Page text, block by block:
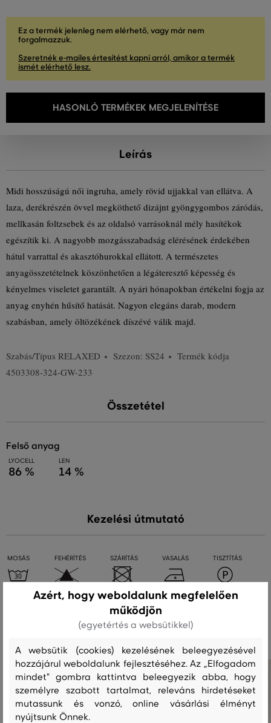
Ez a termék jelenleg nem elérhető, vagy már nem
forgalmazzuk.
Szeretnék e-mailes értesítést kapni arról, amikor a termék
ismét elérhető lesz.
HASONLÓ TERMÉKEK MEGJELENÍTÉSE
Leírás
Midi hosszúságú női ingruha, amely rövid ujjakkal van ellátva. A
laza, derékrészén övvel megköthető dizájnt gyöngygombos záródás,
mellkasán foltzsebek és az oldalsó varrásoknál mély hasítékok
egészítik ki. A nagyobb mozgásszabadság elérésének érdekében
hátul varrattal és akasztóhurokkal ellátott. A természetes
anyagösszetételnek köszönhetően a légáteresztő képesség és
kényelmes viseletet garantált. A nyári hónapokban értékelni fogja az
anyag enyhén hűsítő hatását. Nagyon elegáns darab, modern
szabásban, amely öltözékének díszévé válik majd.
Szabás/Típus RELAXED Szezon: SS24
Termék kódja
4503308-324-GW-233
Összetétel
felső anyag
LYOCELL
86 %
LEN
14 %
Kezelési útmutató
MOSÁS FEHÉRÍTÉS SZÁRÍTÁS VASALÁS TISZTÍTÁS
Ajánlott termékek
Azért, hogy weboldalunk megfelelően
működjön
(egyetértés a websütikkel)
A websütik (cookies) kezelésének beleegyezésével
hozzájárul weboldalunk fejlesztéséhez. Az „Elfogadom
mindet" gombra kattintva beleegyezik abba, hogy
személyre szabott tartalmat, releváns hirdetéseket
mutassunk és vonzó, online vásárlási élményt
nyújtsunk Önnek.